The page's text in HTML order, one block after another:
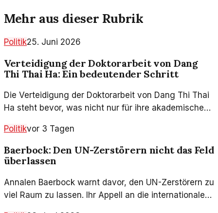
Mehr aus dieser Rubrik
Politik25. Juni 2026
Verteidigung der Doktorarbeit von Dang
Thi Thai Ha: Ein bedeutender Schritt
Die Verteidigung der Doktorarbeit von Dang Thi Thai
Ha steht bevor, was nicht nur für ihre akademische
Impulse für die Wissenschaftslandschaft setzt.
Politikvor 3 Tagen
Baerbock: Den UN-Zerstörern nicht das Feld
überlassen
Annalen Baerbock warnt davor, den UN-Zerstörern zu
viel Raum zu lassen. Ihr Appell an die internationale